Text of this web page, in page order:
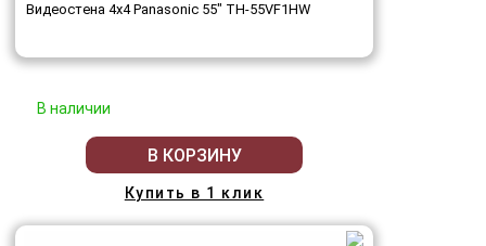
Видеостена 4x4 Panasonic 55" TH-55VF1HW
В наличии
В КОРЗИНУ
Купить в 1 клик